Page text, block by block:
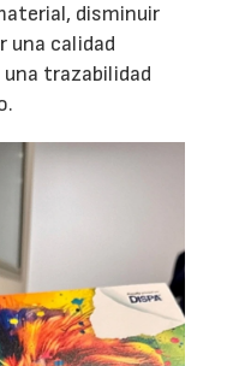
disminuir
una calidad
trazabilidad